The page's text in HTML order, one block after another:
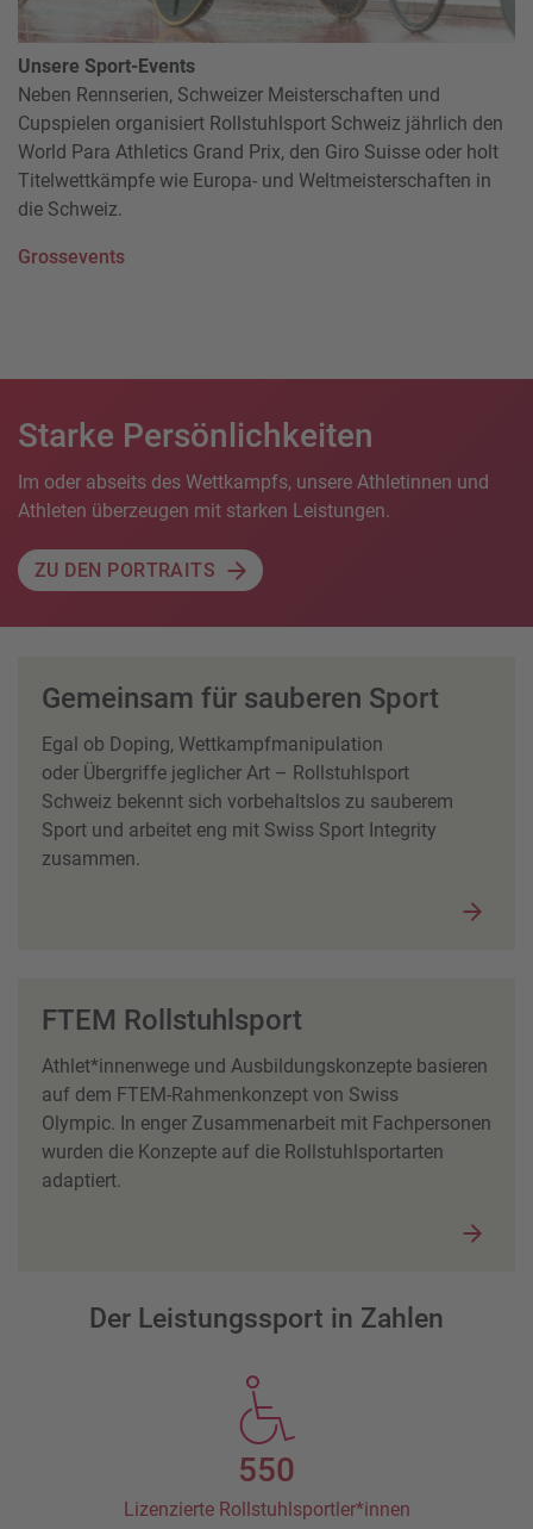
Unsere Sport-Events
Neben Rennserien, Schweizer Meisterschaften und
Cupspielen organisiert Rollstuhlsport Schweiz jährlich den
World Para Athletics Grand Prix, den Giro Suisse oder holt
Titelwettkämpfe wie Europa- und Weltmeisterschaften in
die Schweiz.
Grossevents
Starke Persönlichkeiten
Im oder abseits des Wettkampfs, unsere Athletinnen und
Athleten überzeugen mit starken Leistungen.
ZU DEN PORTRAITS
Gemeinsam für sauberen Sport
Egal ob Doping, Wettkampfmanipulation
oder Übergriffe jeglicher Art – Rollstuhlsport
Schweiz bekennt sich vorbehaltslos zu sauberem
Sport und arbeitet eng mit Swiss Sport Integrity
zusammen.
FTEM Rollstuhlsport
Athlet*innenwege und Ausbildungskonzepte basieren
auf dem FTEM-Rahmenkonzept von Swiss
Olympic. In enger Zusammenarbeit mit Fachpersonen
wurden die Konzepte auf die Rollstuhlsportarten
adaptiert.
Der Leistungssport in Zahlen
550
Lizenzierte Rollstuhlsportler*innen